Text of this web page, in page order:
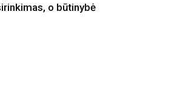
o būtinybė